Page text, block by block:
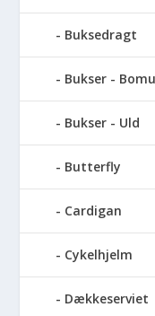
Buksedragt
Bukser -
Bukser - Uld
Butterfly
Cardigan
Cykelhjelm
Dækkeserviet